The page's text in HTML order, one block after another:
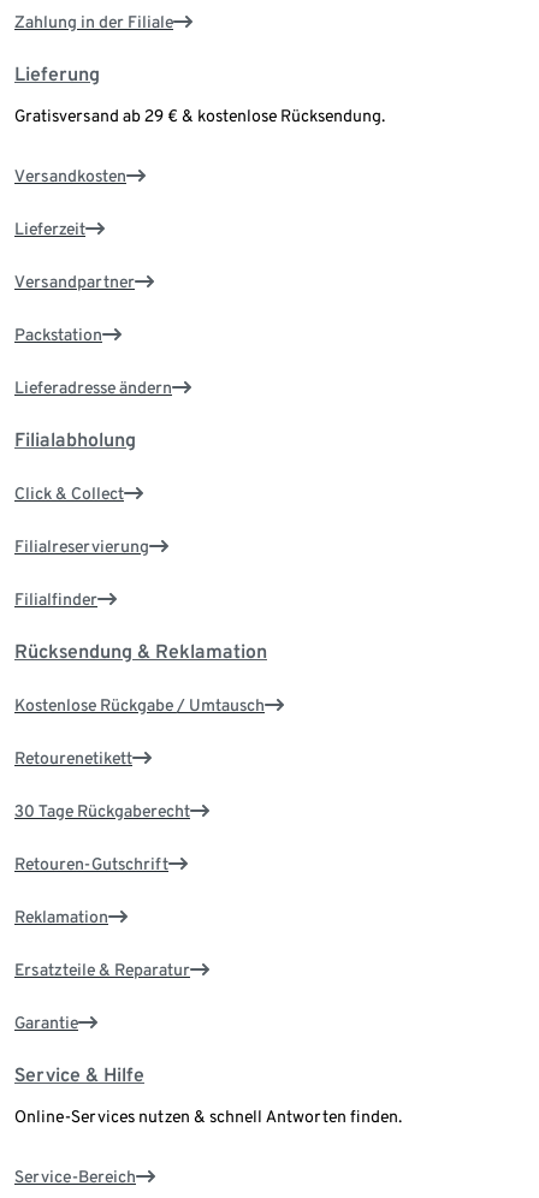
Zahlung in der Filiale
Lieferung
Gratisversand ab 29 € & kostenlose Rücksendung.
Versandkosten
Lieferzeit
Versandpartner
Packstation
Lieferadresse ändern
Filialabholung
Click & Collect
Filialreservierung
Filialfinder
Rücksendung & Reklamation
Kostenlose Rückgabe / Umtausch
Retourenetikett
30 Tage Rückgaberecht
Retouren-Gutschrift
Reklamation
Ersatzteile & Reparatur
Garantie
Service & Hilfe
Online-Services nutzen & schnell Antworten finden.
Service-Bereich